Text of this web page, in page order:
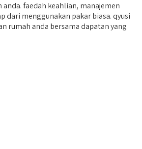
faedah keahlian, manajemen
dari menggunakan pakar biasa. qyusi
rumah anda bersama dapatan yang